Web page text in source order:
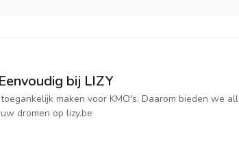
bij LIZY
maken voor KMO's. Daarom bieden
dromen op lizy.be